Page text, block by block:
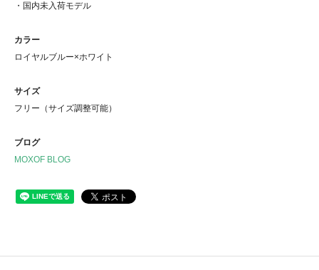
・国内未入荷モデル
カラー
ロイヤルブルー×ホワイト
サイズ
フリー（サイズ調整可能）
ブログ
MOXOF BLOG